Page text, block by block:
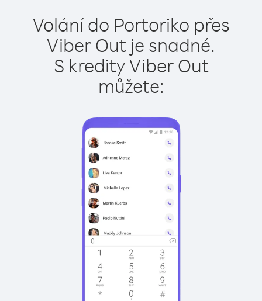
Volání do Portoriko přes
Viber Out je snadné.
S kredity Viber Out
můžete: